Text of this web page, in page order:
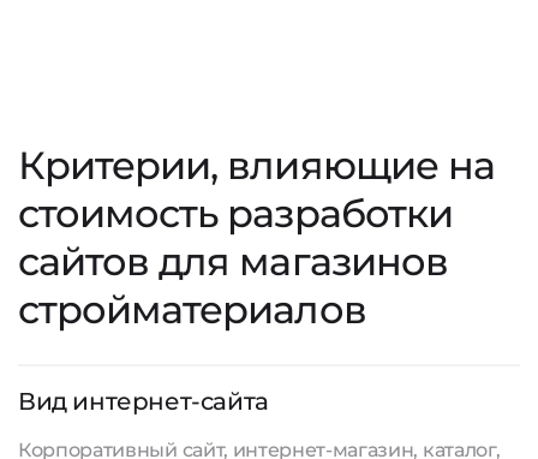
Критерии, влияющие на
стоимость разработки
сайтов для магазинов
стройматериалов
Вид интернет-сайта
Корпоративный сайт, интернет-магазин, каталог,